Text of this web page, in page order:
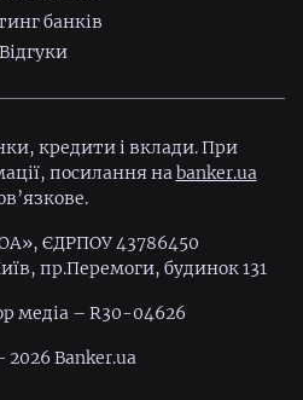
банків
Відгуки
кредити і вклади. При
посилання наbanker.ua
ЄДРПОУ 43786450
пр.Перемоги, будинок 131
медiа – R30-04626
2026 Banker.ua